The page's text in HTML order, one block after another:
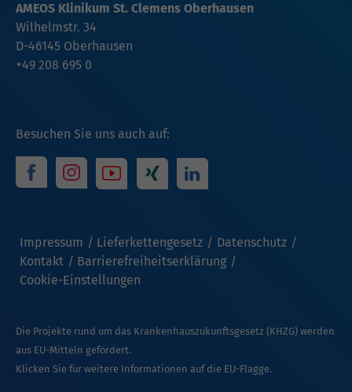
Besuchen Sie uns auch auf:
Impressum Lieferkettengesetz
Datenschutz
Kontakt
Barrierefreiheitserklärung
Cookie-Einstellungen
AMEOS Klinikum St. Clemens Oberhausen
Wilhelmstr. 34
D-46145 Oberhausen
+49 208 695 0
Die Projekte rund um das Krankenhauszukunftsgesetz (KHZG) werden
aus EU-Mitteln gefördert.
Klicken Sie für weitere Informationen auf die EU-Flagge.